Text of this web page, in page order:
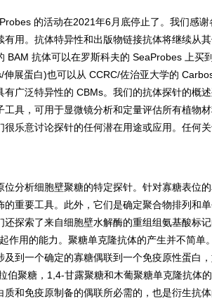
的活动在2021年6月底停止了。我们感
用。抗体特异性和出版物链接抗体将继续从
BAM 抗体可以在罗斯科夫的 SeaProbes
上买
伸展蛋白)也可以从 CCRC/佐治亚大学的
有广泛特异性的 CBMs。我们的抗体探针的概
具，可用于显微镜分析和定量评估所有植物
乐意讨论探针的任何潜在用途或应用。任何
分析细胞壁聚糖的特定探针。针对寡糖表位
重要工具。此外，它们是确定聚合物排列和
探索了来自细胞壁水解酶的重组组氨基酸标
作用的能力。聚糖单克隆抗体的产生并不简单
到一个确定的寡糖偶联到一个免疫原性蛋白
伯聚糖， 1,4-甘露聚糖和木葡聚糖单克隆抗体
和免疫原制备的偶联所必需的，也是衍生抗